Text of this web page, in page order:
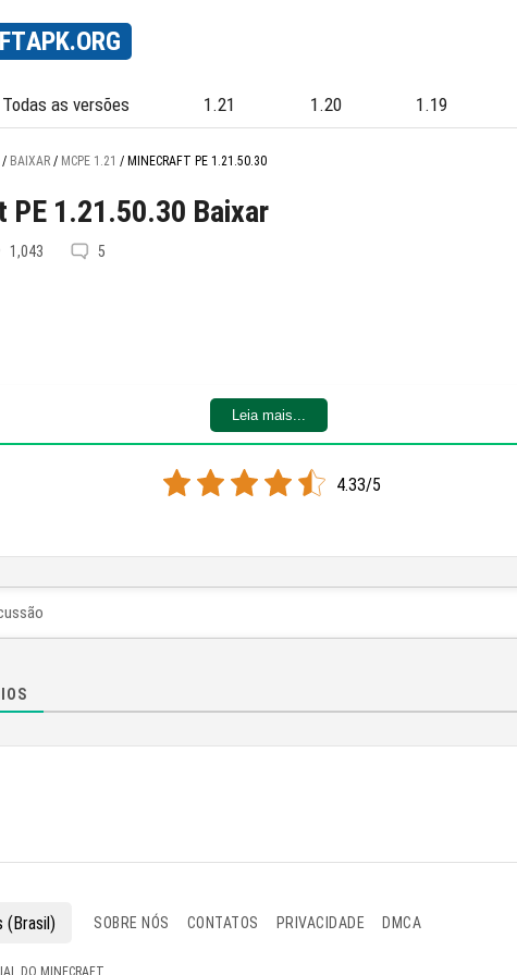
APK.ORG
Todas as versões 1.21 1.20 1.19
/ BAIXAR / MCPE 1.21 / MINECRAFT PE 1.21.50.30
PE 1.21.50.30 Baixar
1,043 5
Leia mais...
4.33/5
(Brasil) SOBRE NÓS CONTATOS PRIVACIDADE DMCA
DO MINECRAFT.